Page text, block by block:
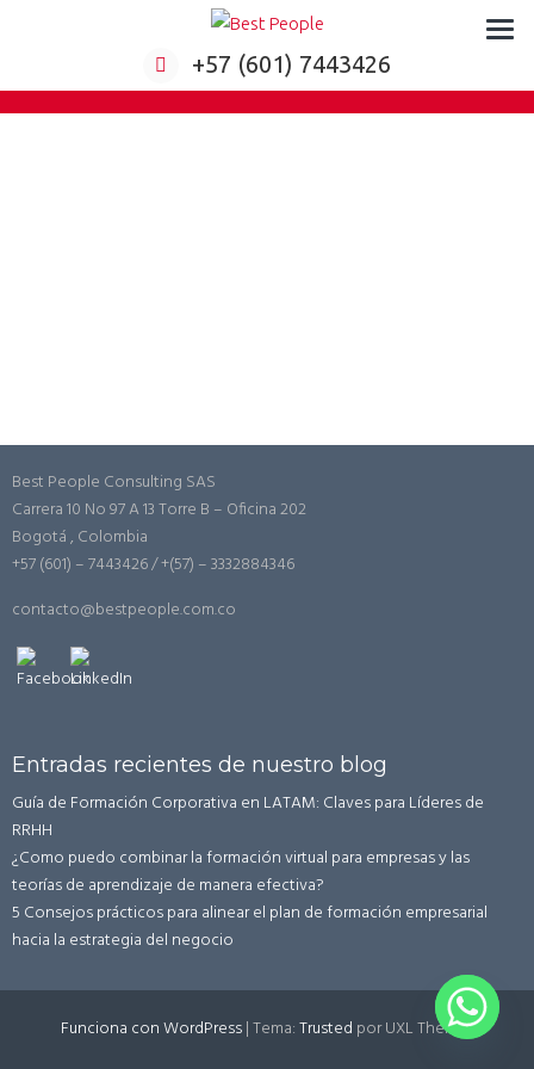
Formación virtual para empresas
+57 (601) 7443426
Best People Consulting SAS
Carrera 10 No 97 A 13 Torre B – Oficina 202
Bogotá , Colombia
+57 (601) – 7443426 / +(57) – 3332884346
contacto@bestpeople.com.co
Entradas recientes de nuestro blog
Guía de Formación Corporativa en LATAM: Claves para Líderes de
RRHH
¿Como puedo combinar la formación virtual para empresas y las
teorías de aprendizaje de manera efectiva?
5 Consejos prácticos para alinear el plan de formación empresarial
hacia la estrategia del negocio
Funciona con WordPress|Tema:Trusted por UXL Themes